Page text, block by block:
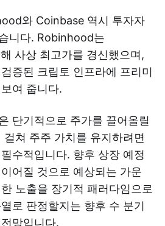
와 Coinbase 역시 투자자
니다. Robinhood는
사상 최고가를 경신했으며,
증된 크립토 인프라에 프리미
여 줍니다.
단기적으로 주가를 끌어올릴
쳐 주주 가치를 유지하려면
수적입니다. 향후 상장 예정
어질 것으로 예상되는 가운
노출을 장기적 패러다임으로
로 판정할지는 향후 수 분기
망입니다.